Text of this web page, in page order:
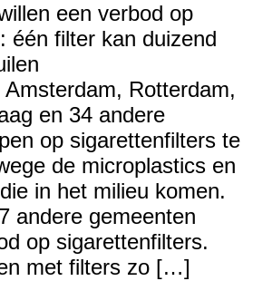
een verbod op
één filter kan duizend
Rotterdam,
en 34 andere
op sigarettenfilters te
de microplastics en
in het milieu komen.
andere gemeenten
op sigarettenfilters.
met filters zo […]